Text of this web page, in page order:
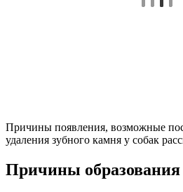
Причины появления, возможные
удаления зубного камня у собак
Причины образования